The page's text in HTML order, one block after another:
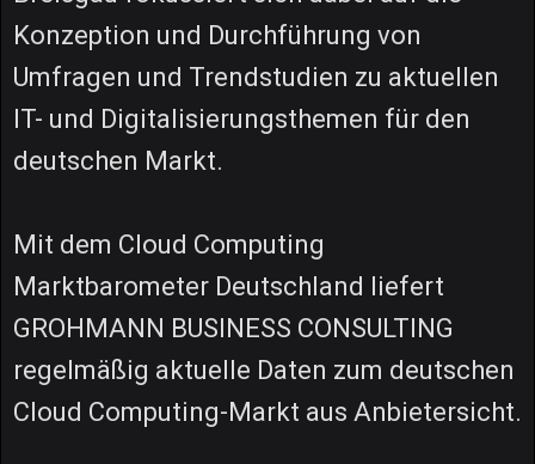
Konzeption und Durchführung von
Umfragen und Trendstudien zu aktuellen
IT- und Digitalisierungsthemen für den
deutschen Markt.
Mit dem Cloud Computing
Marktbarometer Deutschland liefert
GROHMANN BUSINESS CONSULTING
regelmäßig aktuelle Daten zum deutschen
Cloud Computing-Markt aus Anbietersicht.